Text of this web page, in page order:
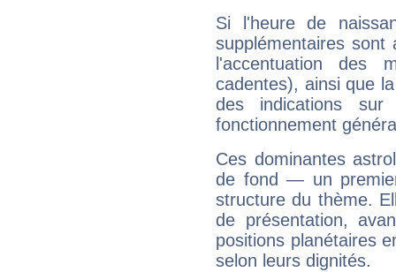
Si l'heure de
supplémentaires sont
l'accentuation des
cadentes), ainsi que
des indications sur
fonctionnement
Ces dominantes
de fond — un
structure du thème.
de présentation,
positions planétaires
selon leurs dignités.